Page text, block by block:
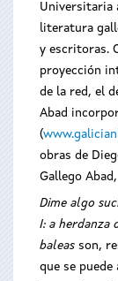
Universitaria
literatura
y escritoras.
proyección
de la red, el
Abad
(
obras de
Gallego
Dime algo
I: a herdanza
baleas son,
que se